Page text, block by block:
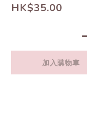
HK$35.00
加入購物車